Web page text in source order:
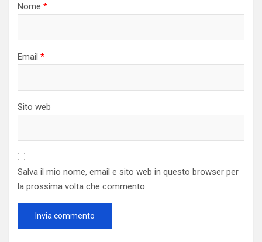
Nome *
Email *
Sito web
Salva il mio nome, email e sito web in questo browser per
la prossima volta che commento.